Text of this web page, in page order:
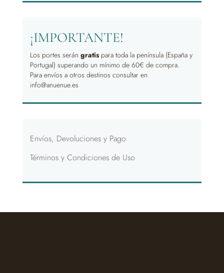
¡IMPORTANTE!
Los portes serán gratispara toda la península (España y
Portugal) superando un mínimo de 60€ de compra.
Para envíos a otros destinos consultar en
info@anuenue.es
Envíos, Devoluciones y Pago
Términos y Condiciones de Uso